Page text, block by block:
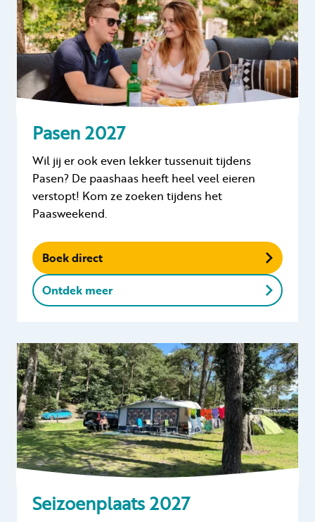
Pasen 2027
Wil jij er ook even lekker tussenuit tijdens
Pasen? De paashaas heeft heel veel eieren
verstopt! Kom ze zoeken tijdens het
Paasweekend.
Boek direct
Ontdek meer
Seizoenplaats 2027